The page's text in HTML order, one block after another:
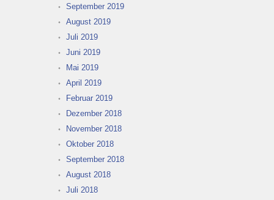
September 2019
August 2019
Juli 2019
Juni 2019
Mai 2019
April 2019
Februar 2019
Dezember 2018
November 2018
Oktober 2018
September 2018
August 2018
Juli 2018